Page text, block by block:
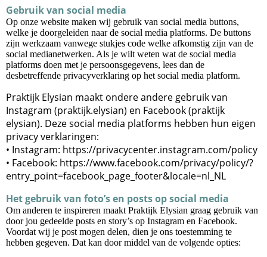
Gebruik van social media
Op onze website maken wij gebruik van social media buttons,
welke je doorgeleiden naar de social media platforms. De buttons
zijn werkzaam vanwege stukjes code welke afkomstig zijn van de
social medianetwerken. Als je wilt weten wat de social media
platforms doen met je persoonsgegevens, lees dan de
desbetreffende privacyverklaring op het social media platform.
Praktijk Elysian maakt ondere andere gebruik van
Instagram (praktijk.elysian) en Facebook (praktijk
elysian). Deze social media platforms hebben hun eigen
privacy verklaringen:
• Instagram: https://privacycenter.instagram.com/policy
• Facebook: https://www.facebook.com/privacy/policy/?
entry_point=facebook_page_footer&locale=nl_NL
Het gebruik van foto’s en posts op social media
Om anderen te inspireren maakt Praktijk Elysian graag gebruik van
door jou gedeelde posts en story’s op Instagram en Facebook.
Voordat wij je post mogen delen, dien je ons toestemming te
hebben gegeven. Dat kan door middel van de volgende opties: